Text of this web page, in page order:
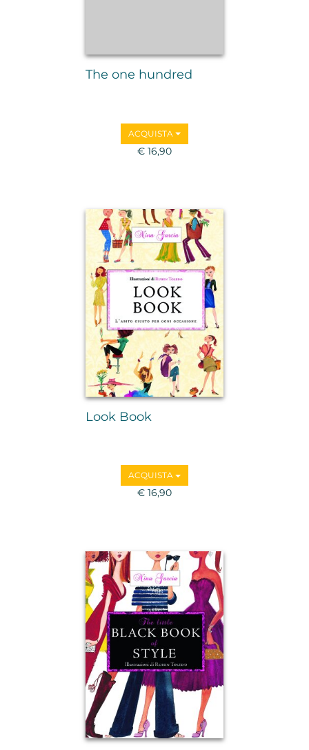
The one hundred
ACQUISTA
€ 16,90
Look Book
ACQUISTA
€ 16,90